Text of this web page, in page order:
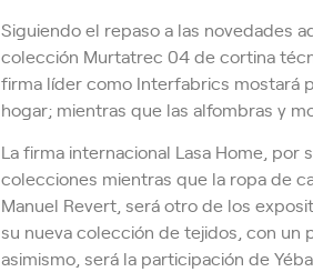
Siguiendo el repaso a las novedades
colección Murtatrec 04 de cortina
firma líder como Interfabrics mostará
hogar; mientras que las alfombras y
La firma internacional Lasa Home,
colecciones mientras que la ropa de
Manuel Revert, será otro de los
su nueva colección de tejidos, con un
asimismo, será la participación de